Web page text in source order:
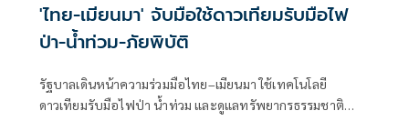
'ไทย-เมียนมา' จับมือใช้ดาวเทียมรับมือไฟ
ป่า-น้ำท่วม-ภัยพิบัติ
รัฐบาลเดินหน้าความร่วมมือไทย–เมียนมา ใช้เทคโนโลยี
ดาวเทียมรับมือไฟป่า น้ำท่วม และดูแลทรัพยากรธรรมชาติ